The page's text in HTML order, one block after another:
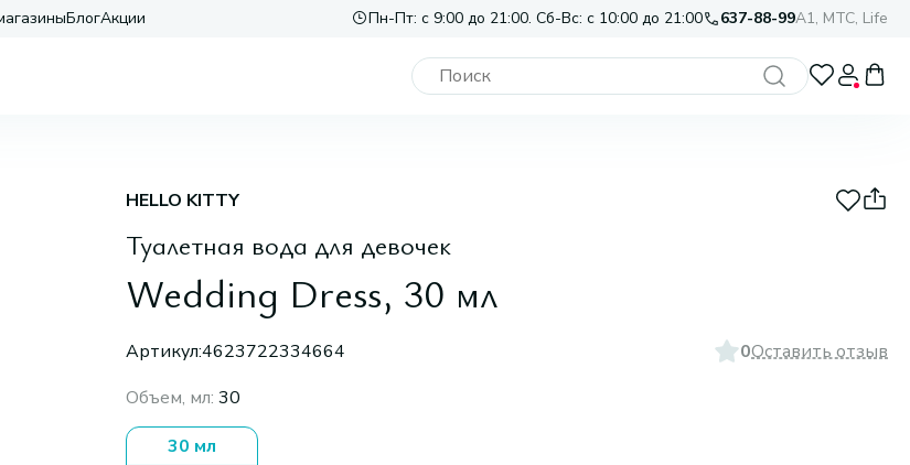
БлогАкции Пн-Пт: с 9:00 до 21:00. Сб-Вс: с 10:00 до 21:00 637-88-99A1, МТС, Life
HELLO KITTY
Туалетная вода для девочек
Wedding Dress, 30 мл
Артикул:4623722334664 0Оставить отзыв
Объем, мл: 30
30 мл